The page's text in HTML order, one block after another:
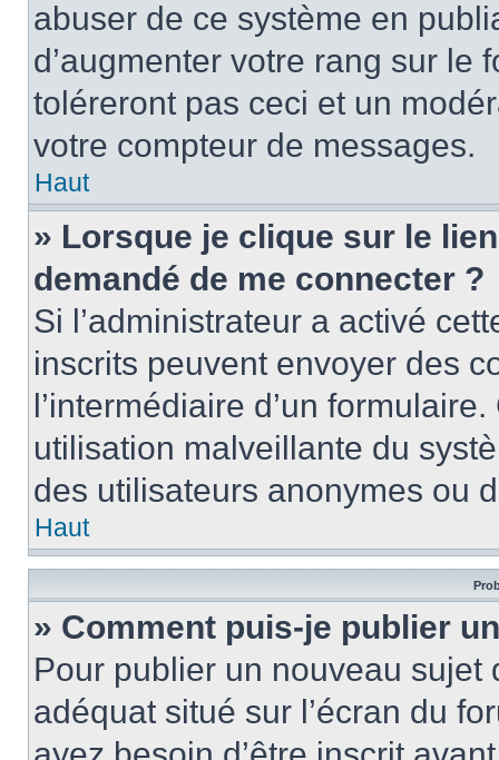
abuser de ce système en
d’augmenter votre rang sur le
toléreront pas ceci et un
votre compteur de messages.
Haut
» Lorsque je clique sur le
demandé de me connecter ?
Si l’administrateur a activé
inscrits peuvent envoyer des
l’intermédiaire d’un
utilisation malveillante du
des utilisateurs anonymes ou
Haut
» Comment puis-je publier
Pour publier un nouveau
adéquat situé sur l’écran du